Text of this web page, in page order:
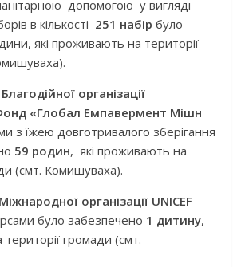
допомогою у вигляді
в кількості 251 набір було
які проживають на території
організації
«Глобал Емпавермент Мішн
з їжею довготривалого зберігання
59 родин, які проживають на
(смт. Комишуваха).
організації UNICEF
було забезпечено 1 дитину,
громади (смт.